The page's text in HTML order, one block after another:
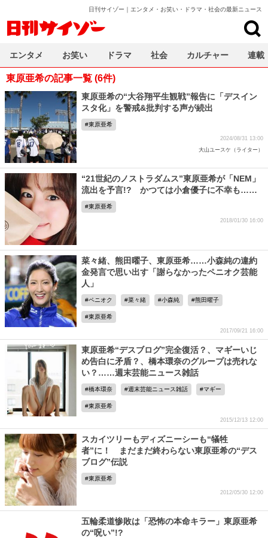
日刊サイゾー｜エンタメ・お笑い・ドラマ・社会の最新ニュース
東原亜希の記事一覧 (6件)
東原亜希の“大谷翔平生観戦”報告に「デスイン
スタ化」を警戒&批判する声が続出
東原亜希
2024/08/31 13:00
大山ユースケ（ライター）
“21世紀のノストラダムス”東原亜希が「NEM」
流出を予言!? かつては小倉優子に不幸も……
東原亜希
2018/01/30 16:00
菜々緒、熊田曜子、東原亜希……小森純の違約
金発言で思い出す「謝らなかったペニオク芸能
人」
ペニオク 菜々緒 小森純 熊田曜子
東原亜希
2017/09/21 16:00
東原亜希“デスブログ”完全復活？、マギーいじ
め告白に矛盾？、橋本環奈のグループは売れな
い？……週末芸能ニュース雑話
橋本環奈 週末芸能ニュース雑話 マギー
東原亜希
2015/12/13 12:00
スカイツリーもディズニーシーも“犠牲
者”に！ まだまだ終わらない東原亜希の“デス
ブログ”伝説
東原亜希
2012/05/30 12:00
五輪柔道惨敗は「恐怖の本命キラー」東原亜希
の“呪い”!?
エンタメ お笑い ドラマ 社会 カルチャー 連載